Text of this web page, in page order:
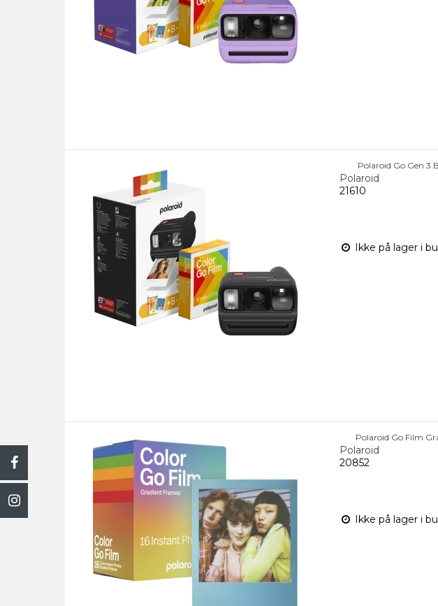
Polaroid Go Gen 3
Polaroid
21610
Ikke på lager i
Polaroid Go Film
Polaroid
20852
Ikke på lager i